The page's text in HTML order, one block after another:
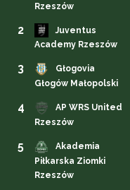
Rzeszów
2
Juventus
Academy Rzeszów
3
Głogovia
Głogów Małopolski
4
AP WRS United
Rzeszów
5
Akademia
Piłkarska Ziomki
Rzeszów